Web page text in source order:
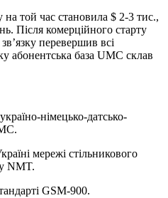
на той час становила $ 2-3 тис.,
Після комерційного старту
перевершив всі
абонентська база UMC склав
німецько-датсько-
мережі стільникового
NMT.
GSM-900.